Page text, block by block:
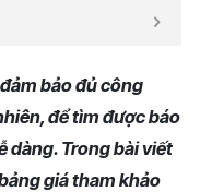
bảo đủ công
để tìm được báo
dàng. Trong bài viết
giá tham khảo